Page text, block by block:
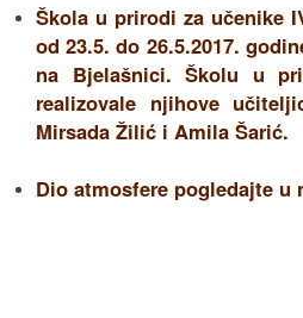
Škola u prirodi za učenike
od 23.5. do 26.5.2017.
na Bjelašnici. Školu u
realizovale njihove
Mirsada Žilić i Amila Šarić.
Dio atmosfere pogledajte u